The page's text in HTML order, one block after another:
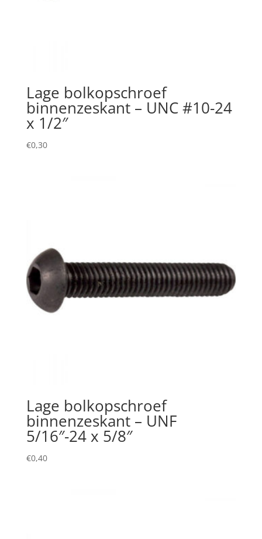
Lage bolkopschroef
binnenzeskant – UNC #10-24
x 1/2″
€0,30
Lage bolkopschroef
binnenzeskant – UNF
5/16″-24 x 5/8″
€0,40